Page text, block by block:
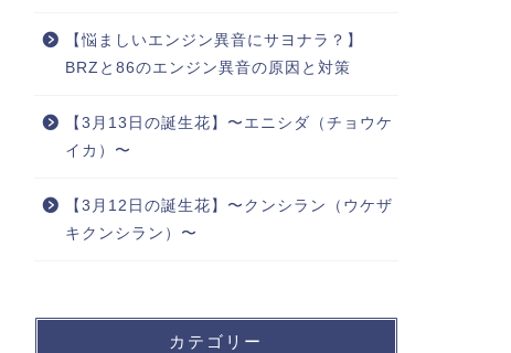
【悩ましいエンジン異音にサヨナラ？】
BRZと86のエンジン異音の原因と対策
【3月13日の誕生花】〜エニシダ（チョウケ
イカ）〜
【3月12日の誕生花】〜クンシラン（ウケザ
キクンシラン）〜
カテゴリー